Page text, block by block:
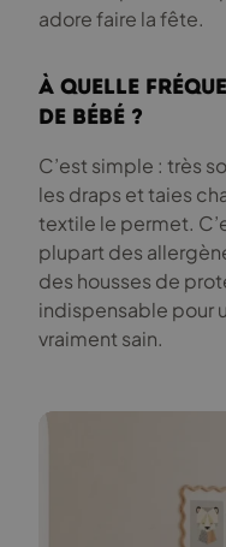
adore faire la fête.
À quelle
de bébé ?
C’est simple : très
les draps et taies
textile le permet.
plupart des
des housses de
indispensable pour
vraiment sain.